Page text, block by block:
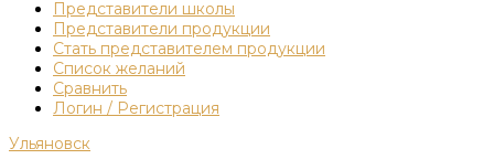
Представители школы
Представители продукции
Стать представителем продукции
Список желаний
Сравнить
Логин / Регистрация
Ульяновск